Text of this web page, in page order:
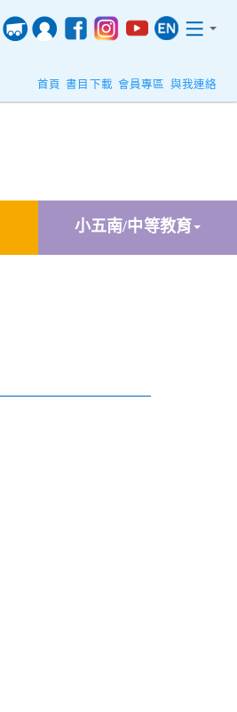
首頁 書目下載 會員專區 與我連絡
小五南/中等教育